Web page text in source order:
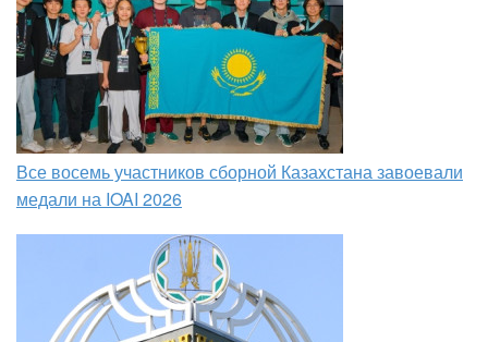
Все восемь участников сборной Казахстана завоевали
медали на IOAI 2026